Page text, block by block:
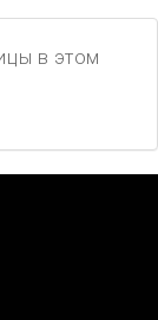
в этом